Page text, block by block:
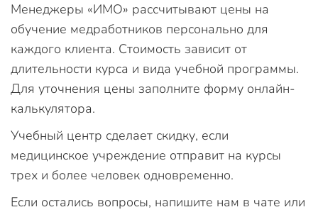
Менеджеры «ИМО» рассчитывают цены на
обучение медработников персонально для
каждого клиента. Стоимость зависит от
длительности курса и вида учебной программы.
Для уточнения цены заполните форму онлайн-
калькулятора.
Учебный центр сделает скидку, если
медицинское учреждение отправит на курсы
трех и более человек одновременно.
Если остались вопросы, напишите нам в чате или